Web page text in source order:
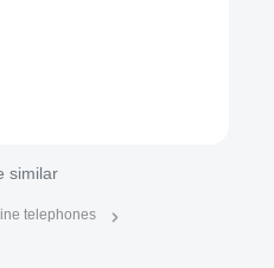
similar
telephones